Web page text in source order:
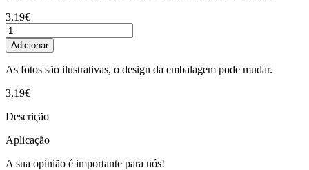
3,19€
Adicionar
As fotos são ilustrativas, o design da embalagem pode mudar.
3,19€
Descrição
Aplicação
A sua opinião é importante para nós!